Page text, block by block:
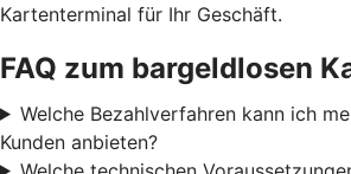
Kartenterminal für Ihr Geschäft.
FAQ zum bargeldlosen
Welche Bezahlverfahren kann ich
Kunden anbieten?